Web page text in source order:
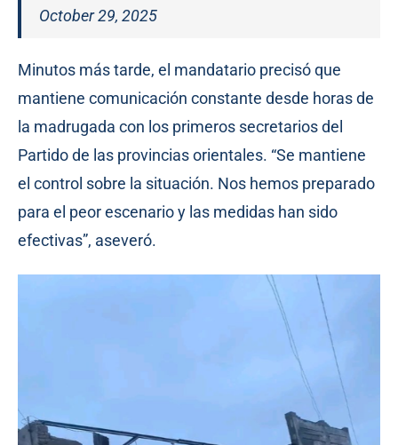
October 29, 2025
Minutos más tarde, el mandatario precisó que
mantiene comunicación constante desde horas de
la madrugada con los primeros secretarios del
Partido de las provincias orientales. “Se mantiene
el control sobre la situación. Nos hemos preparado
para el peor escenario y las medidas han sido
efectivas”, aseveró.